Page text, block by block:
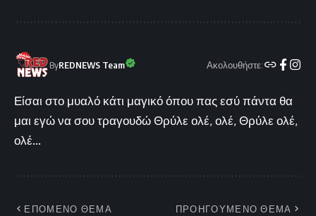
ByREDNEWS Team Ακολουθήστε:
Είσαι στο μυαλό κάτι μαγικό όπου πας εσύ πάντα θα
μαι εγώ να σου τραγουδώ Θρύλε ολέ, ολέ, Θρύλε ολέ,
ολέ...
ΕΠΟΜΕΝΟ ΘΕΜΑ ΠΡΟΗΓΟΥΜΕΝΟ ΘΕΜΑ